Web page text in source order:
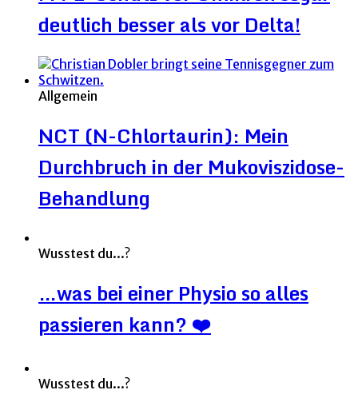
deutlich besser als vor Delta!
Allgemein
NCT (N-Chlortaurin): Mein
Durchbruch in der Mukoviszidose-
Behandlung
Wusstest du...?
…was bei einer Physio so alles
passieren kann? ❤️
Wusstest du...?